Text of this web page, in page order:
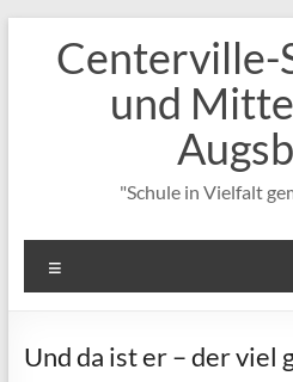
springenCenterville-
und
"Schule in Vielfalt
Und da ist er – der viel